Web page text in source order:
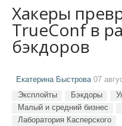
Хакеры
TrueConf в
бэкдоров
Екатерина Быстрова 07
Эксплойты Бэкдоры
Малый и средний бизнес
Лаборатория Касперского